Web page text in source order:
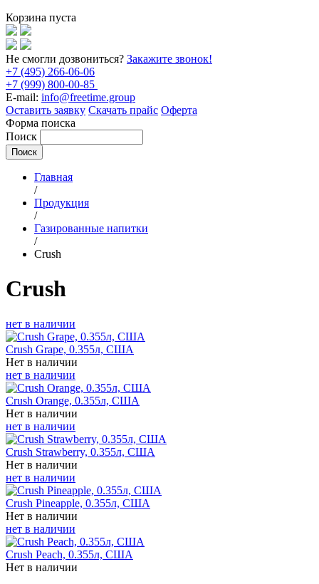
Корзина пуста
Не смогли дозвониться? Закажите звонок!
+7 (495) 266-06-06
+7 (999) 800-00-85
E-mail: info@freetime.group
Оставить заявку Скачать прайс Оферта
Форма поиска
Поиск
Главная
/
Продукция
/
Газированные напитки
/
Crush
Crush
нет в наличии
Crush Grape, 0.355л, США
Нет в наличии
нет в наличии
Crush Orange, 0.355л, США
Нет в наличии
нет в наличии
Crush Strawberry, 0.355л, США
Нет в наличии
нет в наличии
Crush Pineapple, 0.355л, США
Нет в наличии
нет в наличии
Crush Peach, 0.355л, США
Нет в наличии